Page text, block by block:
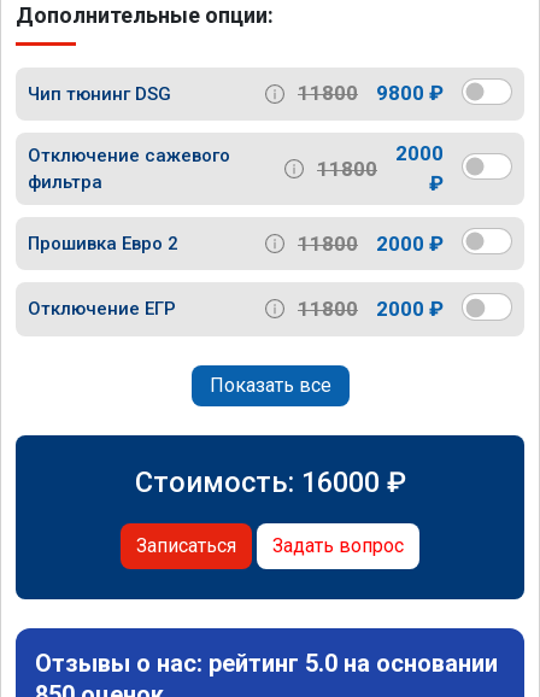
Дополнительные опции:
Чип тюнинг DSG 11800 9800 ₽
Отключение сажевого
фильтра
11800
2000
₽
Прошивка Евро 2 11800 2000 ₽
Отключение ЕГР 11800 2000 ₽
Показать все
Стоимость: 16000 ₽
Записаться Задать вопрос
Отзывы о нас: рейтинг 5.0 на основании